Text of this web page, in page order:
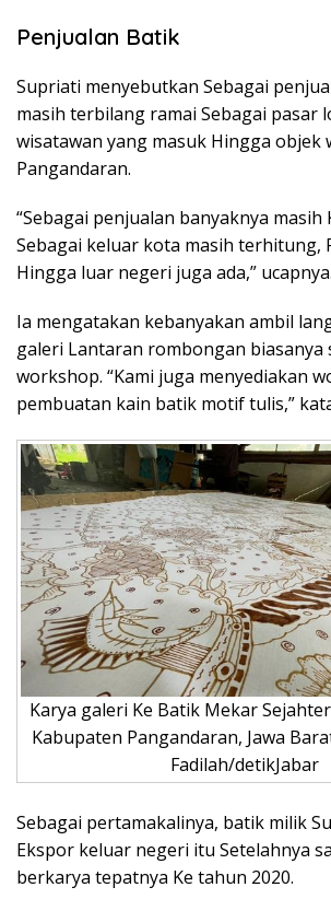
Penjualan Batik
Supriati menyebutkan Sebagai
masih terbilang ramai Sebagai pasar
wisatawan yang masuk Hingga objek
Pangandaran.
“Sebagai penjualan banyaknya masih
Sebagai keluar kota masih terhitung,
Hingga luar negeri juga ada,” ucapnya.
Ia mengatakan kebanyakan ambil
galeri Lantaran rombongan biasanya
workshop. “Kami juga menyediakan
pembuatan kain batik motif tulis,”
Karya galeri Ke Batik Mekar
Kabupaten Pangandaran, Jawa
Fadilah/detikJabar
Sebagai pertamakalinya, batik milik
Ekspor keluar negeri itu Setelahnya
berkarya tepatnya Ke tahun 2020.